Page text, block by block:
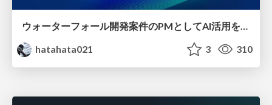
hatahata021
3 310